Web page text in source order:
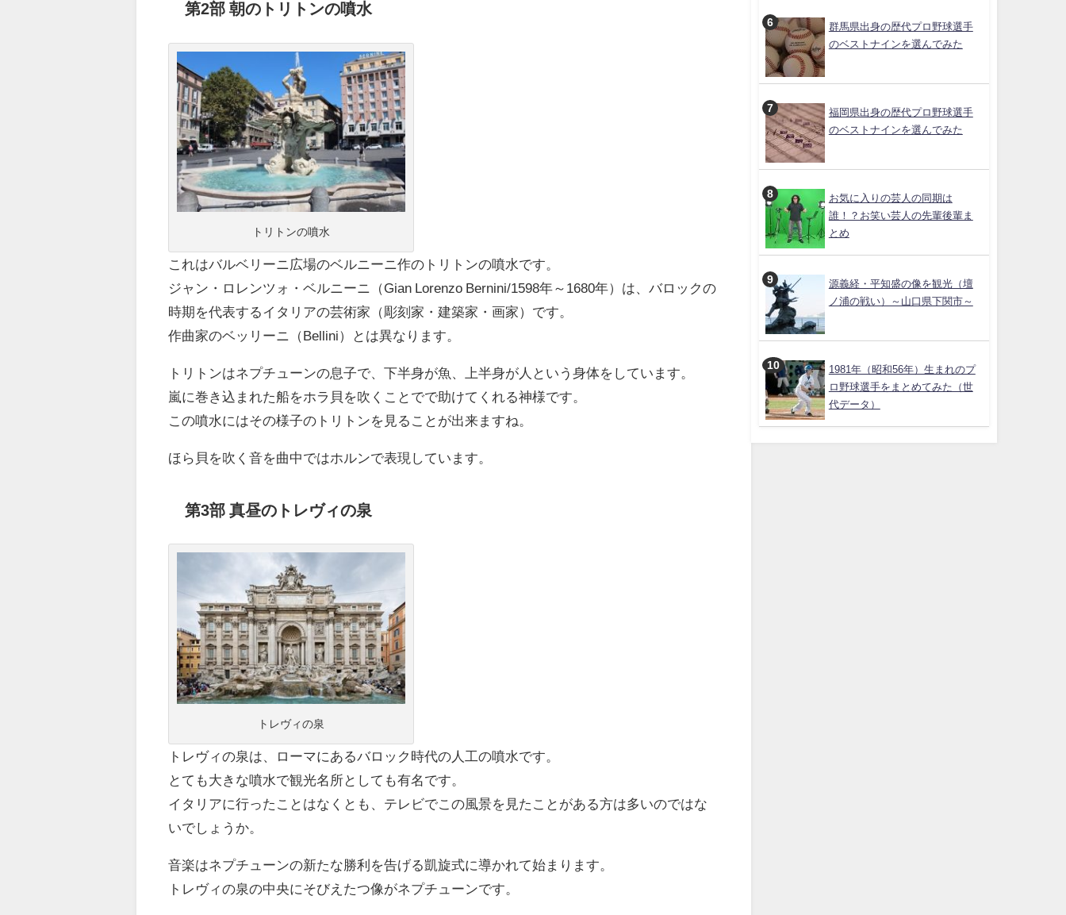
第2部 朝のトリトンの噴水
トリトンの噴水
これはバルベリーニ広場のベルニーニ作のトリトンの噴水です。
ジャン・ロレンツォ・ベルニーニ（Gian Lorenzo Bernini/1598年～1680年）は、バロックの
時期を代表するイタリアの芸術家（彫刻家・建築家・画家）です。
作曲家のベッリーニ（Bellini）とは異なります。
トリトンはネプチューンの息子で、下半身が魚、上半身が人という身体をしています。
嵐に巻き込まれた船をホラ貝を吹くことでで助けてくれる神様です。
この噴水にはその様子のトリトンを見ることが出来ますね。
ほら貝を吹く音を曲中ではホルンで表現しています。
第3部 真昼のトレヴィの泉
トレヴィの泉
トレヴィの泉は、ローマにあるバロック時代の人工の噴水です。
とても大きな噴水で観光名所としても有名です。
イタリアに行ったことはなくとも、テレビでこの風景を見たことがある方は多いのではな
いでしょうか。
音楽はネプチューンの新たな勝利を告げる凱旋式に導かれて始まります。
トレヴィの泉の中央にそびえたつ像がネプチューンです。
群馬県出身の歴代プロ野球選手
のベストナインを選んでみた
福岡県出身の歴代プロ野球選手
のベストナインを選んでみた
お気に入りの芸人の同期は
誰！？お笑い芸人の先輩後輩ま
とめ
源義経・平知盛の像を観光（壇
ノ浦の戦い）～山口県下関市～
1981年（昭和56年）生まれのプ
ロ野球選手をまとめてみた（世
代データ）